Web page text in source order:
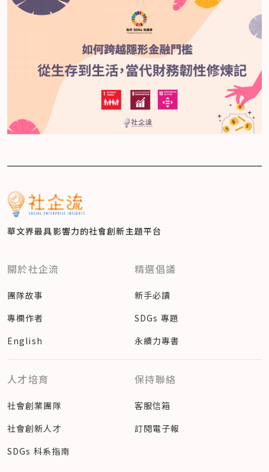
華文界最具影響力的社會創新主題平台
關於社企流
團隊故事
專欄作者
English
精選倡議
新手必讀
SDGs 專題
永續力專書
人才培育
社會創業團隊
社會創新人才
SDGs 科系指南
保持聯絡
客服信箱
訂閱電子報